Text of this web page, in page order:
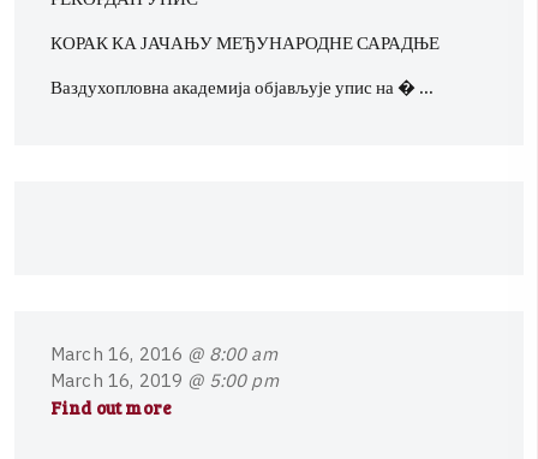
КОРАК КА ЈАЧАЊУ МЕЂУНАРОДНЕ САРАДЊЕ
Ваздухопловна академија објављује упис на � …
March 16, 2016 @ 8:00 am
March 16, 2019 @ 5:00 pm
Find out more